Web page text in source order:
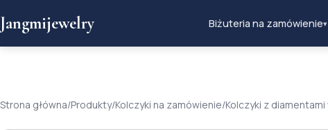
Jangmijewelry Biżuteria na zamówienie▾
Strona główna/Produkty/Kolczyki na zamówienie/Kolczyki z